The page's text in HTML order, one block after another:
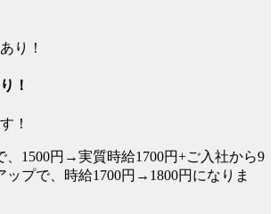
！
！
、1500円→実質時給1700円+ご入社から9
ップで、時給1700円→1800円になりま